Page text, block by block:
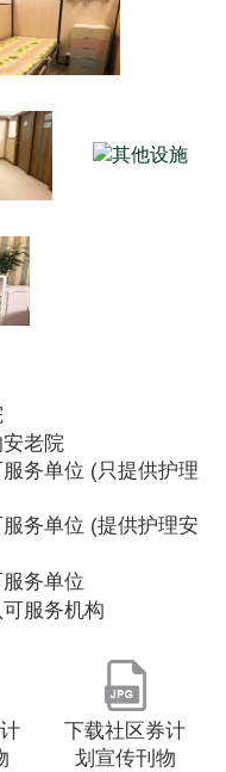
老院
务单位 (只提供护理
务单位 (提供护理安
务单位
可服务机构
下载社区券计
划宣传刊物